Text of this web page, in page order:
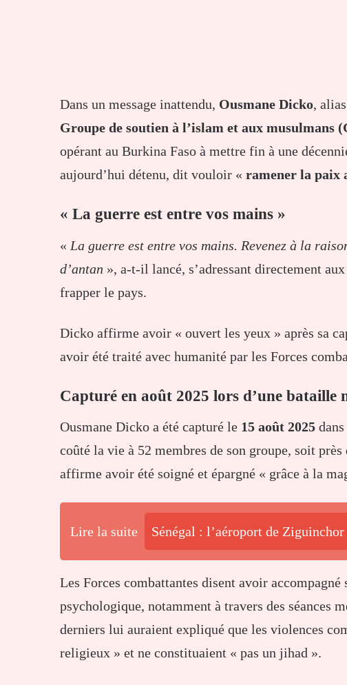
Dans un message inattendu, Ousmane Dicko, alias
Groupe de soutien à l’islam et aux musulmans
opérant au Burkina Faso à mettre fin à une
aujourd’hui détenu, dit vouloir « ramener la paix
« La guerre est entre vos mains »
« La guerre est entre vos mains. Revenez à la
d’antan », a-t-il lancé, s’adressant directement
frapper le pays.
Dicko affirme avoir « ouvert les yeux » après sa
avoir été traité avec humanité par les Forces
Capturé en août 2025 lors d’une bataille
Ousmane Dicko a été capturé le 15 août 2025
coûté la vie à 52 membres de son groupe, soit
affirme avoir été soigné et épargné « grâce à la
Lire la suite Sénégal : l’aéroport de
Les Forces combattantes disent avoir accompagné
psychologique, notamment à travers des séances
derniers lui auraient expliqué que les violences
religieux » et ne constituaient « pas un jihad ».